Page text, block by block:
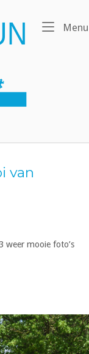
Menu
van
weer mooie foto’s